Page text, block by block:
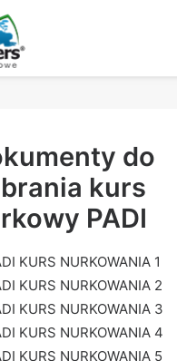
do
kurs
PADI
KURS NURKOWANIA 1
KURS NURKOWANIA 2
KURS NURKOWANIA 3
KURS NURKOWANIA 4
KURS NURKOWANIA 5